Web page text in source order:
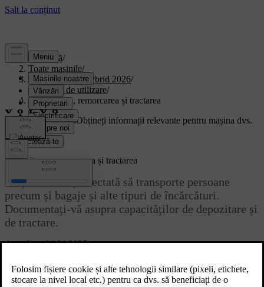
Asistență/
Toate mașinile/
XC90 Plug-in Hybrid 2026/
Manual de utilizare/
Depozitarea, remorcarea și tractarea
Suport personalizatObțineți informații relevante pentru mașina dvs.
Conectează-te
Actualizat 04.04.2025
Depozitarea, remorcarea și tractarea
Mașina a fost proiectată să transporte persoane
precum și bagaje și alte tipuri de încărcături.
Documentați-vă asupra capacităților de depozitare și
de tractare.